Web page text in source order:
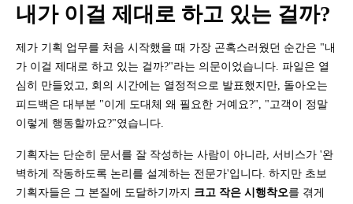
내가 이걸 제대로 하고 있는 걸까?
제가 기획 업무를 처음 시작했을 때 가장 곤혹스러웠던 순간은 "내
가 이걸 제대로 하고 있는 걸까?"라는 의문이었습니다. 파일은 열
심히 만들었고, 회의 시간에는 열정적으로 발표했지만, 돌아오는
피드백은 대부분 "이게 도대체 왜 필요한 거예요?", "고객이 정말
이렇게 행동할까요?"였습니다.
기획자는 단순히 문서를 잘 작성하는 사람이 아니라, 서비스가 '완
벽하게 작동하도록 논리를 설계하는 전문가'입니다. 하지만 초보
기획자들은 그 본질에 도달하기까지 크고 작은 시행착오를 겪게